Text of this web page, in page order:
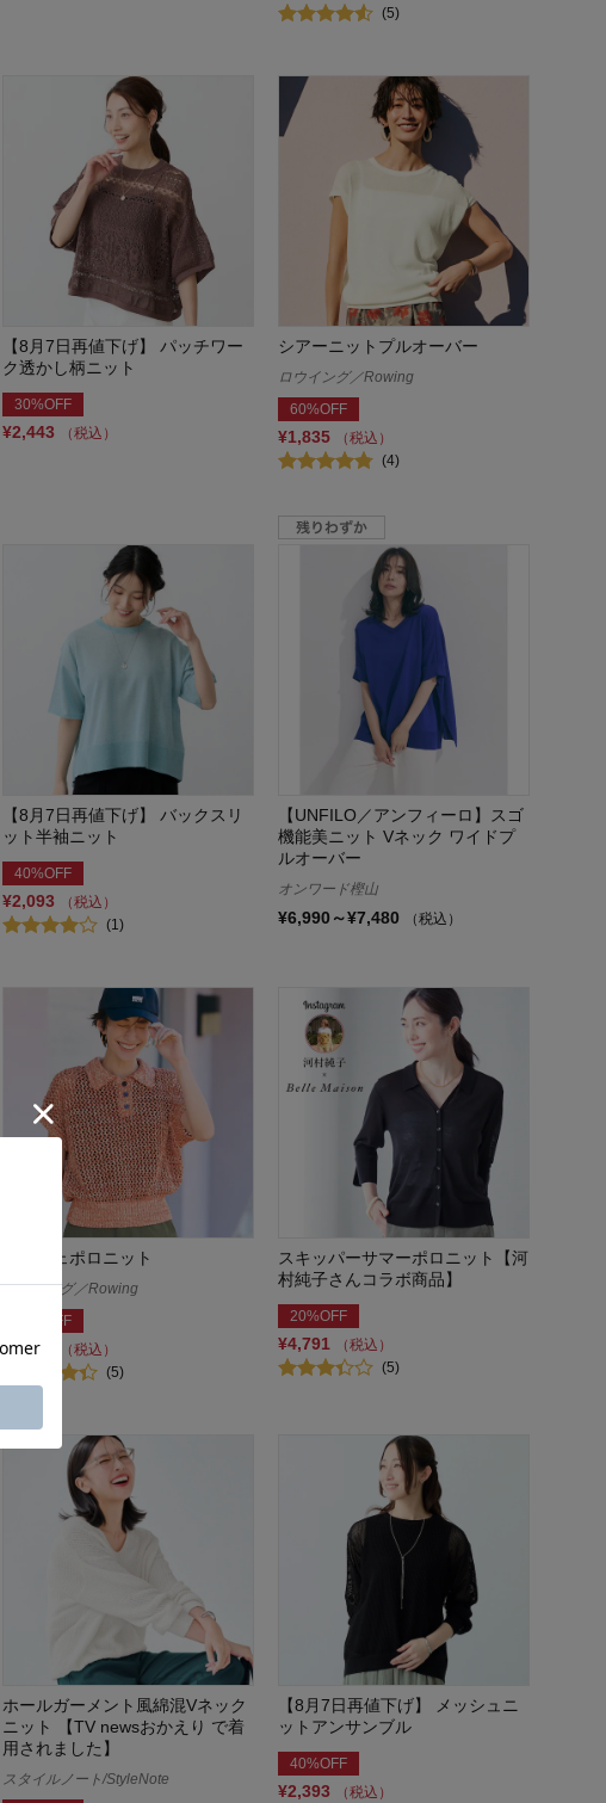
(5)
【8月7日再値下げ】 パッチワー
ク透かし柄ニット
30%OFF
¥2,443 （税込）
シアーニットプルオーバー
ロウイング／Rowing
60%OFF
¥1,835
（税込）
(4)
【8月7日再値下げ】 バックスリ
ット半袖ニット
40%OFF
¥2,093
（税込）
(1)
【UNFILO／アンフィーロ】スゴ
機能美ニット Vネック ワイドプ
ルオーバー
オンワード樫山
¥6,990～¥7,480 （税込）
クロシェポロニット
ロウイング／Rowing
70%OFF
¥1,584
（税込）
(5)
スキッパーサマーポロニット【河
村純子さんコラボ商品】
20%OFF
¥4,791
（税込）
(5)
ホールガーメント風綿混Vネック
ニット 【TV newsおかえり で着
用されました】
スタイルノート/StyleNote
【8月7日再値下げ】 メッシュニ
ットアンサンブル
40%OFF
¥2,393 （税込）